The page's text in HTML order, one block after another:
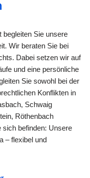
begleiten Sie unsere
Wir beraten Sie bei
Dabei setzen wir auf
und eine persönliche
Sie sowohl bei der
Konflikten in
Schwaig
Röthenbach
sich befinden: Unsere
– flexibel und